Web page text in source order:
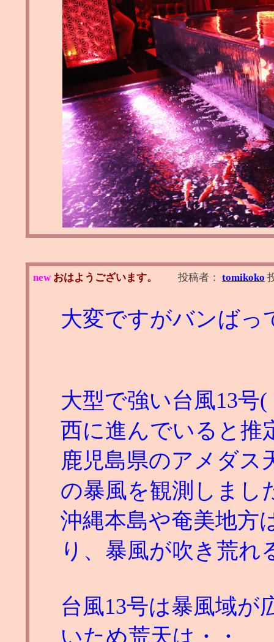
new おはようございます。 投稿者： tomikoko
大変ですがバンばっ
大型で強い台風13号
西に進んでいると推
鹿児島県のアメダス
の暴風を観測しまし
沖縄本島や奄美地方
り、暴風が吹き荒れ
台風13号は暴風域が
いため荒天は・・